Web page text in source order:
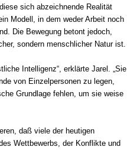
sich abzeichnende Realität
Modell, in dem weder Arbeit noch
Die Bewegung betont jedoch,
sondern menschlicher Natur ist.
Intelligenz“, erklärte Jarel. „Sie
von Einzelpersonen zu legen,
Grundlage fehlen, um sie weise
daß viele der heutigen
Wettbewerbs, der Konflikte und